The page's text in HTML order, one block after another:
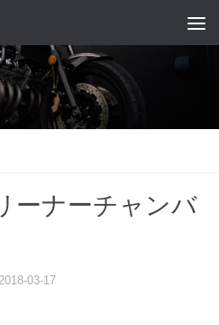
ーナーチャンバ
03-17